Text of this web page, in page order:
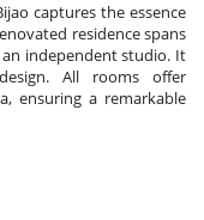
captures the essence
residence spans
independent studio. It
All rooms offer
ensuring a remarkable